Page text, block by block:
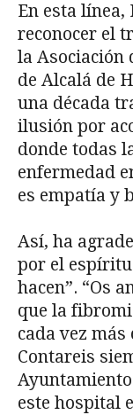
En esta
reconocer el
la Asociación
de Alcalá de
una década
ilusión por
donde todas
enfermedad
es empatía y
Así, ha
por el espíritu
hacen”. “Os
que la
cada vez
Contareis
este hospital